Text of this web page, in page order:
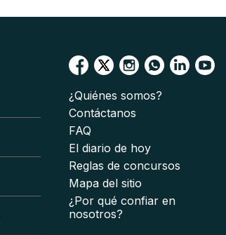
¿Quiénes somos?
Contáctanos
FAQ
El diario de hoy
Reglas de concursos
Mapa del sitio
¿Por qué confiar en
nosotros?